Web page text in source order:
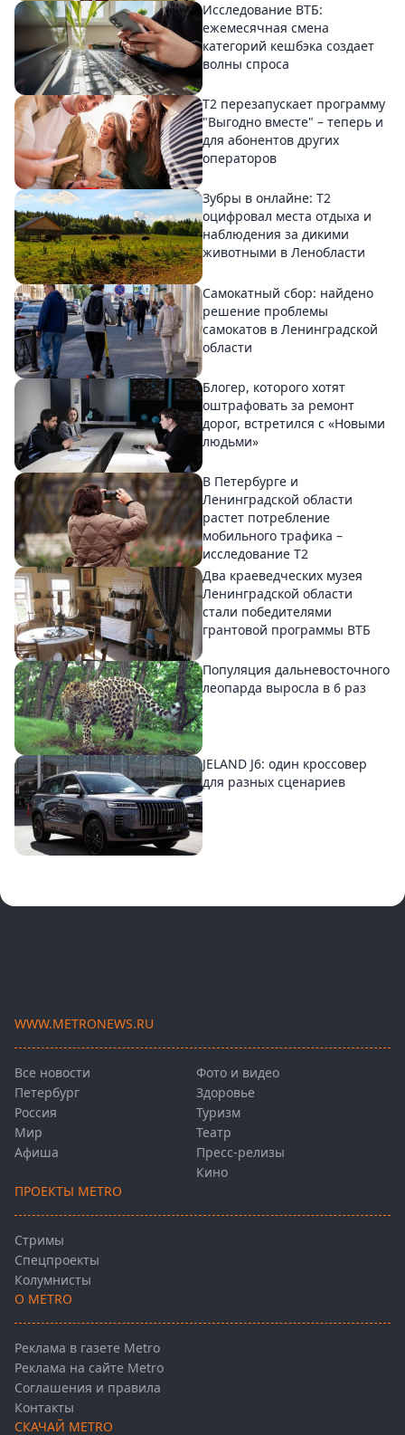
Исследование ВТБ:
ежемесячная смена
категорий кешбэка создает
волны спроса
Т2 перезапускает программу
"Выгодно вместе" – теперь и
для абонентов других
операторов
Зубры в онлайне: Т2
оцифровал места отдыха и
наблюдения за дикими
животными в Ленобласти
Самокатный сбор: найдено
решение проблемы
самокатов в Ленинградской
области
Блогер, которого хотят
оштрафовать за ремонт
дорог, встретился с «Новыми
людьми»
В Петербурге и
Ленинградской области
растет потребление
мобильного трафика –
исследование T2
Два краеведческих музея
Ленинградской области
стали победителями
грантовой программы ВТБ
Популяция дальневосточного
леопарда выросла в 6 раз
JELAND J6: один кроссовер
для разных сценариев
WWW.METRONEWS.RU
Все новости
Петербург
Россия
Мир
Афиша
Фото и видео
Здоровье
Туризм
Театр
Пресс-релизы
Кино
ПРОЕКТЫ METRO
Стримы
Спецпроекты
Колумнисты
О METRO
Реклама в газете Metro
Реклама на сайте Metro
Соглашения и правила
Контакты
СКАЧАЙ METRO